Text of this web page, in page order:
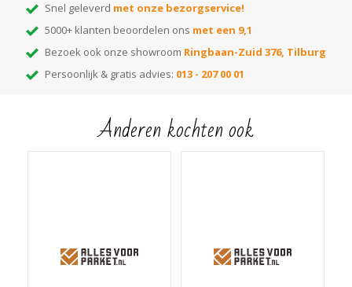
bijpassende items die in die kleur leverbaar zijn!
Snel geleverd met onze bezorgservice!
5000+ klanten beoordelen ons met een 9,1
Bezoek ook onze showroom Ringbaan-Zuid 376, Tilburg
Persoonlijk & gratis advies: 013 - 207 00 01
Anderen kochten ook